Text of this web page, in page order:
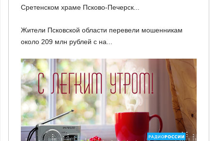
Сретенском храме Псково-Печерск...
Жители Псковской области перевели мошенникам
около 209 млн рублей с на...